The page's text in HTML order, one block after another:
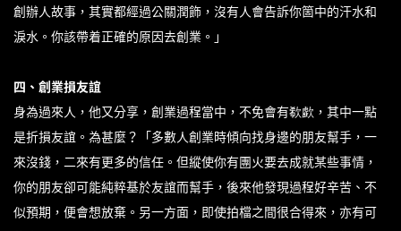
創辦人故事，其實都經過公關潤飾，沒有人會告訴你箇中的汗水和
淚水。你該帶着正確的原因去創業。」
四、創業損友誼
身為過來人，他又分享，創業過程當中，不免會有欷歔，其中一點
是折損友誼。為甚麼？「多數人創業時傾向找身邊的朋友幫手，一
來沒錢，二來有更多的信任。但縱使你有團火要去成就某些事情，
你的朋友卻可能純粹基於友誼而幫手，後來他發現過程好辛苦、不
似預期，便會想放棄。另一方面，即使拍檔之間很合得來，亦有可